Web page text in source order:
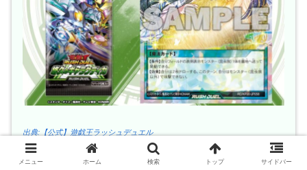
出典:【公式】遊戯王ラッシュデュエル
メニュー ホーム 検索 トップ サイドバー